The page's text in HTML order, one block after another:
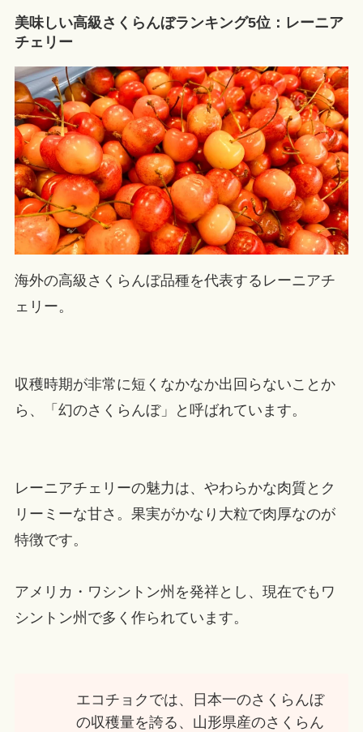
美味しい高級さくらんぼランキング5位：レーニア
チェリー
海外の高級さくらんぼ品種を代表するレーニアチ
ェリー。
収穫時期が非常に短くなかなか出回らないことか
ら、「幻のさくらんぼ」と呼ばれています。
レーニアチェリーの魅力は、やわらかな肉質とク
リーミーな甘さ。果実がかなり大粒で肉厚なのが
特徴です。
アメリカ・ワシントン州を発祥とし、現在でもワ
シントン州で多く作られています。
エコチョクでは、日本一のさくらんぼ
の収穫量を誇る、山形県産のさくらん